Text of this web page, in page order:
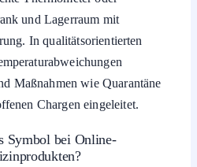
und Lagerraum mit
In qualitätsorientierten
Maßnahmen wie Quarantäne
Chargen eingeleitet.
Symbol bei Online-